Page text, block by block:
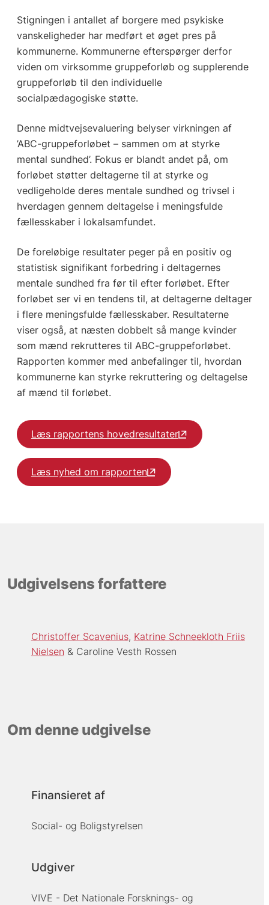
Stigningen i antallet af borgere med psykiske
vanskeligheder har medført et øget pres på
kommunerne. Kommunerne efterspørger derfor
viden om virksomme gruppeforløb og supplerende
gruppeforløb til den individuelle
socialpædagogiske støtte.
Denne midtvejsevaluering belyser virkningen af
’ABC-gruppeforløbet – sammen om at styrke
mental sundhed’. Fokus er blandt andet på, om
forløbet støtter deltagerne til at styrke og
vedligeholde deres mentale sundhed og trivsel i
hverdagen gennem deltagelse i meningsfulde
fællesskaber i lokalsamfundet.
De foreløbige resultater peger på en positiv og
statistisk signifikant forbedring i deltagernes
mentale sundhed fra før til efter forløbet. Efter
forløbet ser vi en tendens til, at deltagerne deltager
i flere meningsfulde fællesskaber. Resultaterne
viser også, at næsten dobbelt så mange kvinder
som mænd rekrutteres til ABC-gruppeforløbet.
Rapporten kommer med anbefalinger til, hvordan
kommunerne kan styrke rekruttering og deltagelse
af mænd til forløbet.
Læs rapportens hovedresultater
Læs nyhed om rapporten
Udgivelsens forfattere
Christoffer Scavenius Katrine Schneekloth Friis
Nielsen
Caroline Vesth Rossen
Om denne udgivelse
Finansieret af
Social- og Boligstyrelsen
Udgiver
VIVE - Det Nationale Forsknings- og